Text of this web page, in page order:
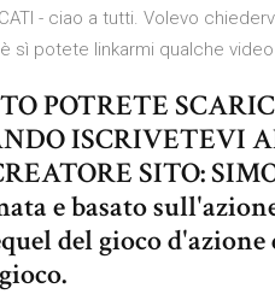
- ciao a tutti. Volevo
sì potete linkarmi qualche
POTRETE
ISCRIVETEVI
SITO:
e basato
del gioco d'azione